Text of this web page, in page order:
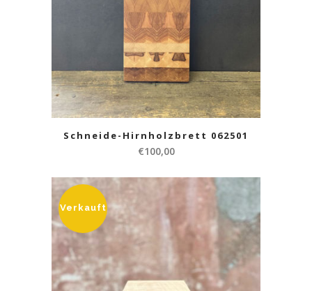
Schneide-Hirnholzbrett 062501
€100,00
Verkauft